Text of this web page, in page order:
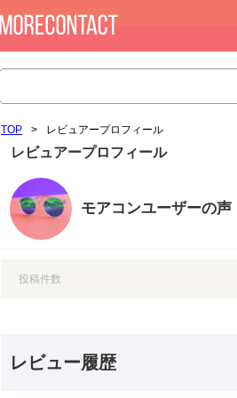
TOP > レビュアープロフィール
レビュアープロフィール
モアコンユーザーの声
投稿件数
レビュー履歴